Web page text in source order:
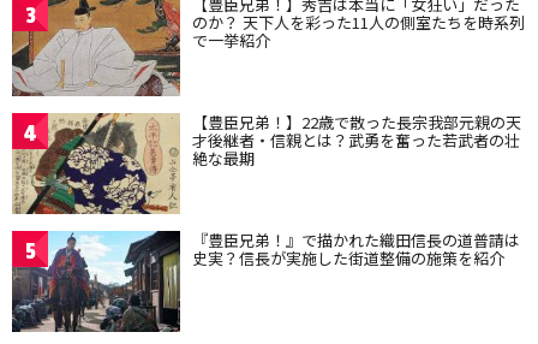
3 のか？ 天下人を彩った11人の側室たちを時系列
で一挙紹介
4 【豊臣兄弟！】22歳で散った長宗我部元親の天
才後継者・信親とは？武勇を奮った若武者の壮
絶な最期
5 『豊臣兄弟！』で描かれた織田信長の道普請は
史実？信長が実施した街道整備の施策を紹介